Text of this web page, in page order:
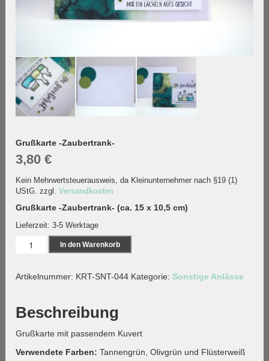
Grußkarte -Zaubertrank-
3,80€
Kein Mehrwertsteuerausweis, da Kleinunternehmer nach §19 (1)
UStG. zzgl.Versandkosten
Grußkarte -Zaubertrank- (ca. 15 x 10,5 cm)
Lieferzeit:3-5 Werktage
Grußkarte
Menge
In den Warenkorb
Artikelnummer: KRT-SNT-044 Kategorie:Sonstige Anlässe
Beschreibung
Grußkarte mit passendem Kuvert
Verwendete Farben: Tannengrün, Olivgrün und Flüsterweiß